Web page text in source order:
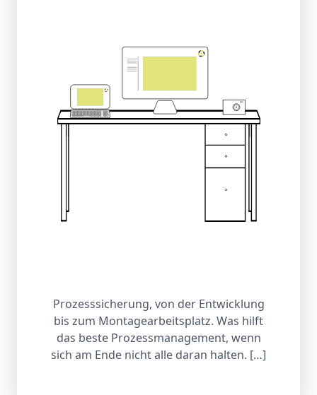
Prozesssicherung, von der Entwicklung
bis zum Montagearbeitsplatz. Was hilft
das beste Prozessmanagement, wenn
sich am Ende nicht alle daran halten. […]